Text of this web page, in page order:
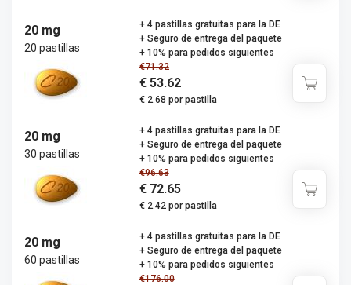
20 mg
20 pastillas
€71.32
€ 53.62
€ 2.68 por pastilla
+ 4 pastillas gratuitas para la DE
+ Seguro de entrega del paquete
+ 10% para pedidos siguientes
20 mg
30 pastillas
€96.63
€ 72.65
€ 2.42 por pastilla
+ 4 pastillas gratuitas para la DE
+ Seguro de entrega del paquete
+ 10% para pedidos siguientes
20 mg
60 pastillas
€176.00
+ 4 pastillas gratuitas para la DE
+ Seguro de entrega del paquete
+ 10% para pedidos siguientes